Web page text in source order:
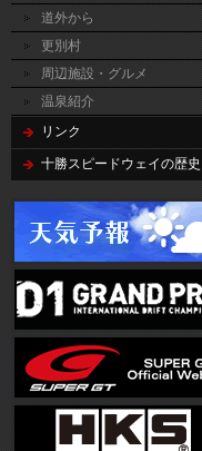
道外から
更別村
周辺施設・グルメ
温泉紹介
リンク
十勝スピードウェイの歴史